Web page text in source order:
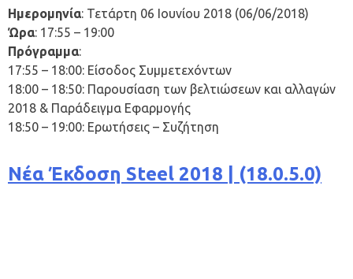
Ημερομηνία: Τετάρτη 06 Ιουνίου 2018 (06/06/2018)
Ώρα: 17:55 – 19:00
Πρόγραμμα:
17:55 – 18:00: Είσοδος Συμμετεχόντων
18:00 – 18:50: Παρουσίαση των βελτιώσεων και αλλαγών
2018 & Παράδειγμα Εφαρμογής
18:50 – 19:00: Ερωτήσεις – Συζήτηση
Νέα Έκδοση Steel 2018 | (18.0.5.0)